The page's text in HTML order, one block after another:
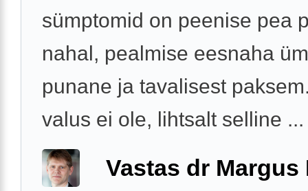
sümptomid on peenise pea
nahal, pealmise eesnaha
punane ja tavalisest
valus ei ole, lihtsalt selline ...
Vastas dr Margus